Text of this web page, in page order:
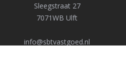
Sleegstraat 27
7071WB Ulft
info@sbtvastgoed.nl